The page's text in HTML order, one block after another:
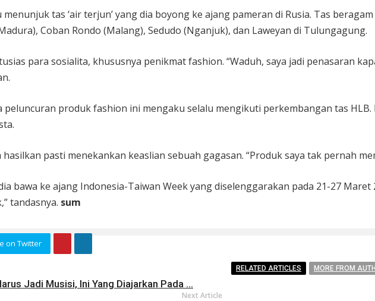
tas ‘air terjun’ yang dia boyong ke ajang pameran di Rusia. Tas
Coban Rondo (Malang), Sedudo (Nganjuk), dan Laweyan di Tulungagung.
para sosialita, khususnya penikmat fashion. “Waduh, saya jadi penasaran
peluncuran produk fashion ini mengaku selalu mengikuti perkembangan tas HLB.
pasti menekankan keaslian sebuah gagasan. “Produk saya tak pernah
bawa ke ajang Indonesia-Taiwan Week yang diselenggarakan pada 21-27
tandasnya. sum
on Twitter
Jadi Musisi, Ini Yang Diajarkan Pada ...
Next Article
RELATED ARTICLES MORE FROM